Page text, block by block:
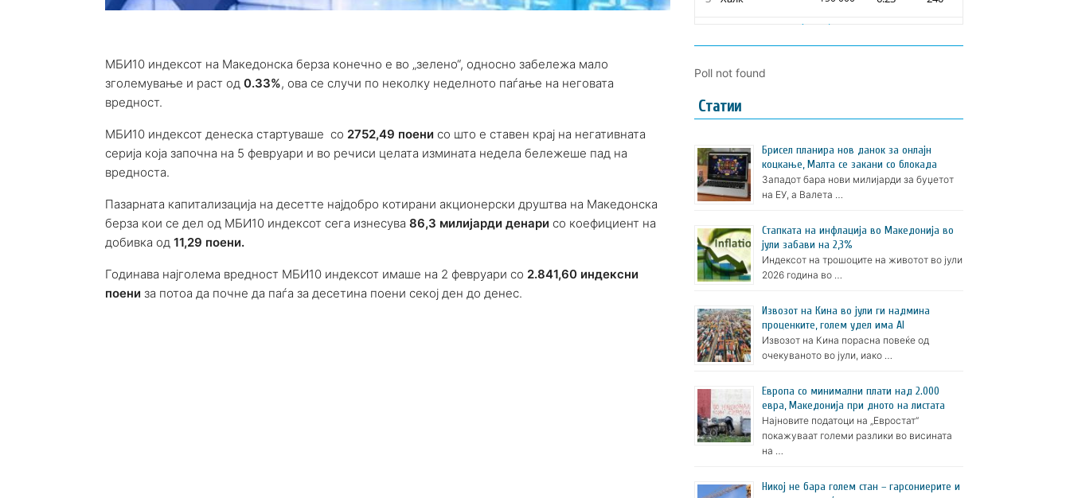
МБИ10 индексот на Македонска берза конечно е во „зелено“, односно забележа мало
зголемување и раст од 0.33%, ова се случи по неколку неделното паѓање на неговата
вредност.
МБИ10 индексот денеска стартуваше со 2752,49 поени со што е ставен крај на негативната
серија која започна на 5 февруари и во речиси целата измината недела бележеше пад на
вредноста.
Пазарната капитализација на десетте најдобро котирани акционерски друштва на Македонска
берза кои се дел од МБИ10 индексот сега изнесува 86,3 милијарди денари со коефициент на
добивка од 11,29 поени.
Годинава најголема вредност МБИ10 индексот имаше на 2 февруари со 2.841,60 индексни
поени за потоа да почне да паѓа за десетина поени секој ден до денес.
Poll not found
Статии
Брисел планира нов данок за онлајн
коцкање, Малта се закани со блокада
Западот бара нови милијарди за буџетот
на ЕУ, а Валета …
Стапката на инфлација во Македонија во
јули забави на 2,3%
Индексот на трошоците на животот во јули
2026 година во …
Извозот на Кина во јули ги надмина
проценките, голем удел има AI
Извозот на Кина порасна повеќе од
очекуваното во јули, иако …
Европа со минимални плати над 2.000
евра, Македонија при дното на листата
Најновите податоци на „Евростат“
покажуваат големи разлики во висината
на …
Никој не бара голем стан – гарсониерите и